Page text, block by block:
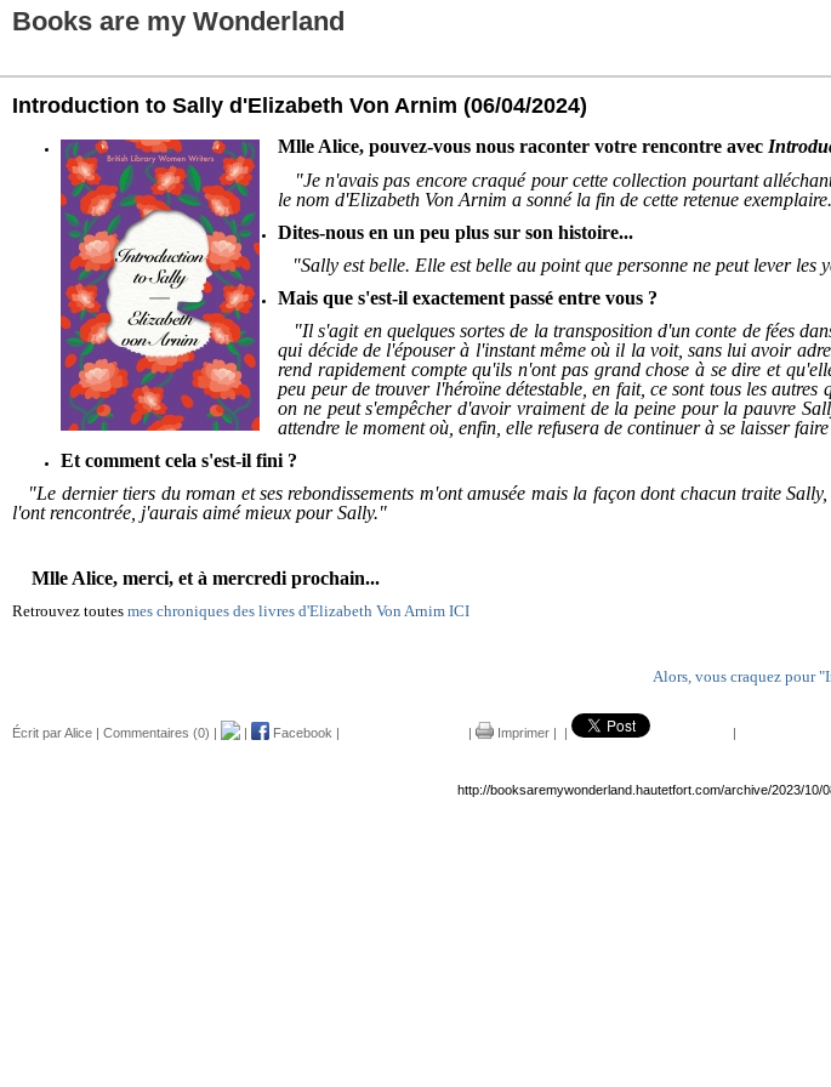
Books are my Wonderland
Introduction to Sally d'Elizabeth Von Arnim (06/04/2024)
Mlle Alice, pouvez-vous nous raconter votre rencontre avec
"Je n'avais pas encore craqué pour cette collection pourtant
le nom d'Elizabeth Von Arnim a sonné la fin de cette retenue
Dites-nous en un peu plus sur son histoire...
"Sally est belle. Elle est belle au point que personne ne peut lever les
Mais que s'est-il exactement passé entre vous ?
"Il s'agit en quelques sortes de la transposition d'un conte de fées
qui décide de l'épouser à l'instant même où il la voit, sans lui avoir
rend rapidement compte qu'ils n'ont pas grand chose à se dire et
peu peur de trouver l'héroïne détestable, en fait, ce sont tous les
on ne peuts'empêcherd'avoir vraiment de la peine pour la pauvre
attendre le moment où, enfin, elle refusera de continuer à se laisser
Et comment cela s'est-il fini ?
"Le dernier tiers du roman et ses rebondissements m'ontamusée mais la façon dont chacun traite
l'ont rencontrée, j'aurais aimé mieux pour Sally."
Mlle Alice, merci, et à mercredi prochain...
Retrouvez toutes mes chroniques des livres d'Elizabeth Von Arnim ICI
Alors, vous craquez pour
Écrit par Alice | Commentaires (0) | | Facebook | | Imprimer | | |
http://booksaremywonderland.hautetfort.com/archive/2023/